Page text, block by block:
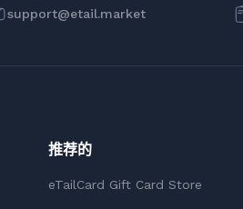
support@etail.market
推荐的
eTailCard Gift Card Store